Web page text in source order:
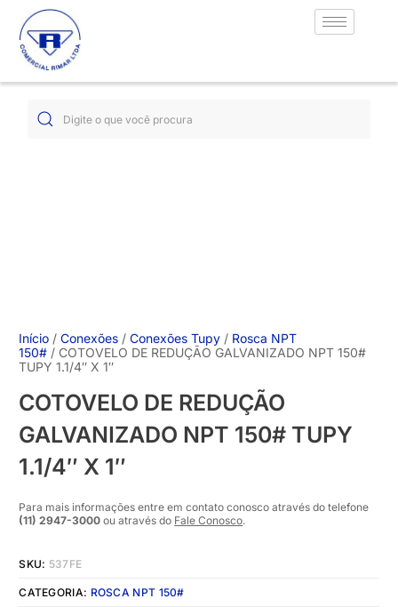
Início /Conexões /Conexões Tupy / Rosca NPT
150# / COTOVELO DE REDUÇÃO GALVANIZADO NPT 150#
TUPY 1.1/4″ X 1″
COTOVELO DE REDUÇÃO
GALVANIZADO NPT 150# TUPY
1.1/4″ X 1″
Para mais informações entre em contato conosco através do telefone
(11) 2947-3000 ou através do Fale Conosco.
SKU: 537FE
CATEGORIA: ROSCA NPT 150#